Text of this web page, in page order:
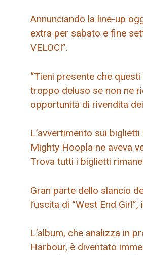
Annunciando la line-up
extra per sabato e fine
VELOCI”.
“Tieni presente che
troppo deluso se non ne
opportunità di rivendita
L’avvertimento sui
Mighty Hoopla ne aveva
Trova tutti i biglietti
Gran parte dello slancio
l’uscita di “West End
L’album, che analizza in
Harbour, è diventato